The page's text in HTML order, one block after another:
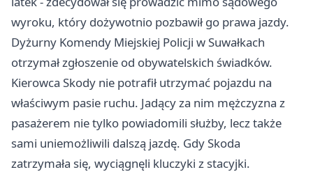
wyroku, który dożywotnio pozbawił go prawa jazdy.
Dyżurny Komendy Miejskiej Policji w Suwałkach
otrzymał zgłoszenie od obywatelskich świadków.
Kierowca Skody nie potrafił utrzymać pojazdu na
właściwym pasie ruchu. Jadący za nim mężczyzna z
pasażerem nie tylko powiadomili służby, lecz także
sami uniemożliwili dalszą jazdę. Gdy Skoda
zatrzymała się, wyciągnęli kluczyki z stacyjki.